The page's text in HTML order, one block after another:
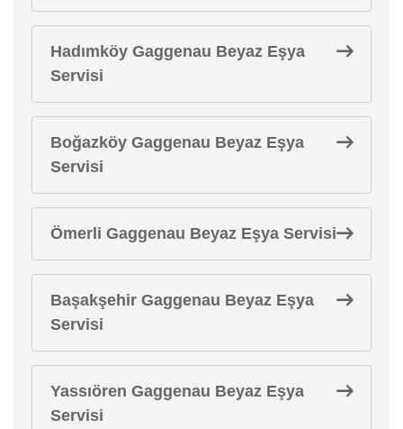
Hadımköy Gaggenau Beyaz Eşya
Servisi
Boğazköy Gaggenau Beyaz Eşya
Servisi
Ömerli Gaggenau Beyaz Eşya Servisi
Başakşehir Gaggenau Beyaz Eşya
Servisi
Yassıören Gaggenau Beyaz Eşya
Servisi